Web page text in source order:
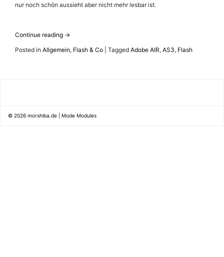
nur noch schön aussieht aber nicht mehr lesbar ist.
Continue reading →
Posted in Allgemein, Flash & Co Tagged Adobe AIR, AS3, Flash
© 2026 morshiba.de Mode Modules